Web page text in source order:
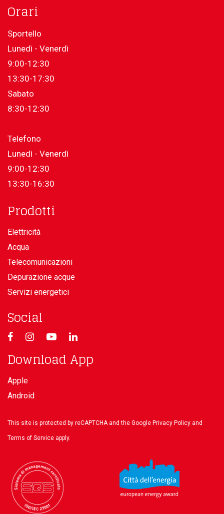
Orari
Sportello
Lunedì - Venerdì
9:00-12:30
13:30-17:30
Sabato
8:30-12:30
Telefono
Lunedì - Venerdì
9:00-12:30
13:30-16:30
Prodotti
Elettricità
Acqua
Telecomunicazioni
Depurazione acque
Servizi energetici
Social
Download App
Apple
Android
This site is protected by reCAPTCHA and the Google Privacy Policy and
Terms of Service apply.